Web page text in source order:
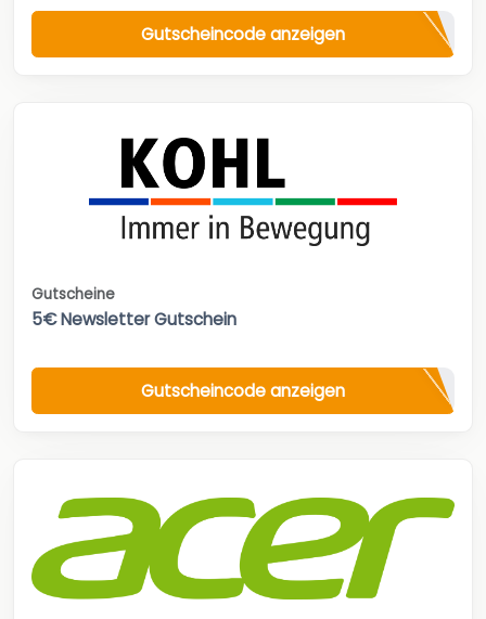
Gutscheincode anzeigen
Gutscheine
5€ Newsletter Gutschein
Gutscheincode anzeigen